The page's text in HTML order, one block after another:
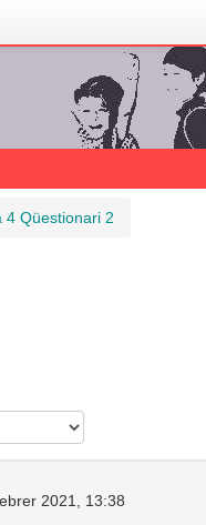
4 Qüestionari 2
2021, 13:38